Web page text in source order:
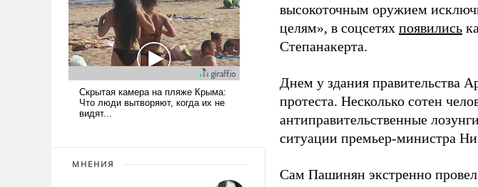
МНЕНИЯ
высокоточным оружием
целям», в соцсетях появились
Степанакерта.
Днем у здания правительства
протеста. Несколько сотен
антиправительственные
ситуации премьер-министра
Сам Пашинян экстренно